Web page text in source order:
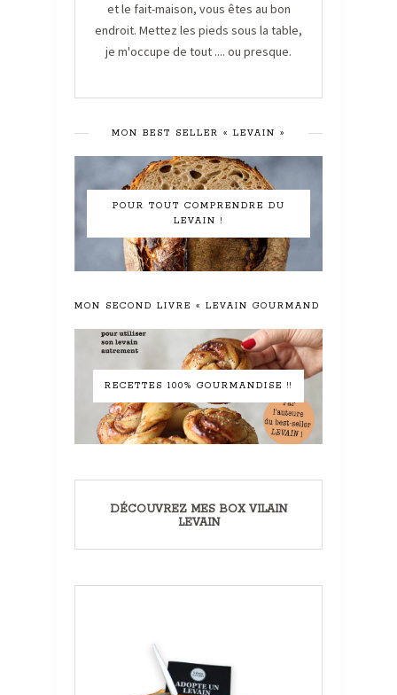
et le fait-maison, vous êtes au bon
endroit. Mettez les pieds sous la table,
je m'occupe de tout .... ou presque.
MON BEST SELLER « LEVAIN »
POUR TOUT COMPRENDRE DU
LEVAIN !
MON SECOND LIVRE « LEVAIN GOURMAND »
RECETTES 100% GOURMANDISE !!
DÉCOUVREZ MES BOX VILAIN
LEVAIN